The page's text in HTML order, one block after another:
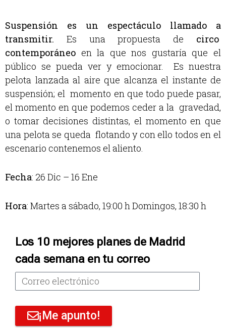
Suspensión es un espectáculo llamado a
transmitir. Es una propuesta de circo
contemporáneo en la que nos gustaría que el
público se pueda ver y emocionar. Es nuestra
pelota lanzada al aire que alcanza el instante de
suspensión; el momento en que todo puede pasar,
el momento en que podemos ceder a la gravedad,
o tomar decisiones distintas, el momento en que
una pelota se queda flotando y con ello todos en el
escenario contenemos el aliento.
Fecha: 26 Dic – 16 Ene
Hora: Martes a sábado, 19:00 h Domingos, 18:30 h
Los 10 mejores planes de Madrid
cada semana en tu correo
¡Me apunto!